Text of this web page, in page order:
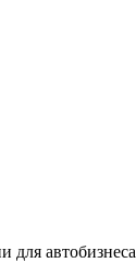
для автобизнеса